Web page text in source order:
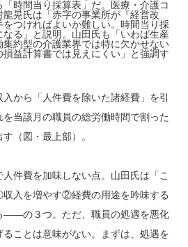
時間当り採算表」だ。医療・介護コ
晃氏は「赤字の事業所が『経営改
つければよいか難しい。時間当り採
る」と説明。山田氏も「いわば生産
約型の介護業界では特に欠かせない
益計算書では見えにくい」と強調す
から「人件費を除いた諸経費」を引
当該月の職員の総労働時間で割った
（図・最上部）。
件費を加味しない点。山田氏は「こ
入を増やす②経費の用途を吟味する
――の３つ。ただ、職員の処遇を悪化
ことは意味がない。まずは、処遇を